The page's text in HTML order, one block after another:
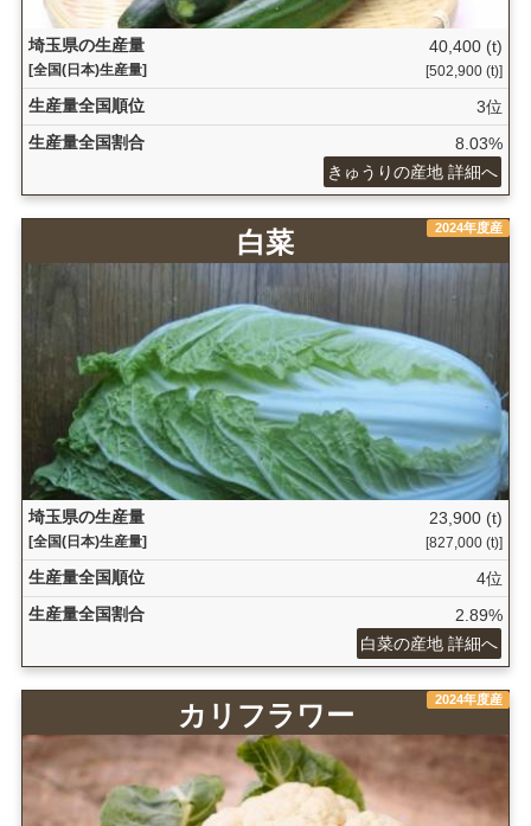
埼玉県の生産量
[全国(日本)生産量]
40,400 (t)
[502,900 (t)]
生産量全国順位
3位
生産量全国割合
8.03%
きゅうりの産地 詳細へ
2024年度産
白菜
埼玉県の生産量
[全国(日本)生産量]
23,900 (t)
[827,000 (t)]
生産量全国順位
4位
生産量全国割合
2.89%
白菜の産地 詳細へ
2024年度産
カリフラワー